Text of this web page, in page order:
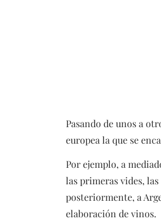
Pasando de unos a
europea la que se
Por ejemplo, a
las primeras vides,
posteriormente, a
elaboración de vinos.